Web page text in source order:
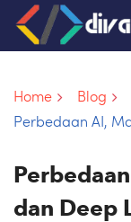
Home
Blog
Perbedaan AI,
dan Deep